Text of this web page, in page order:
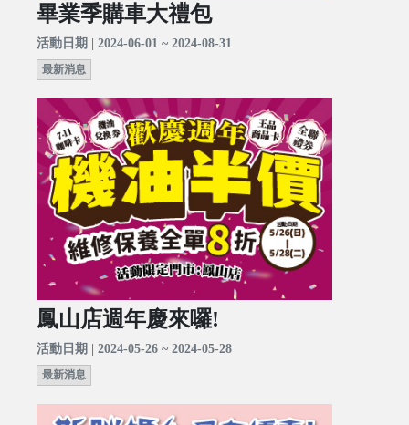
畢業季購車大禮包
活動日期 | 2024-06-01 ~ 2024-08-31
最新消息
鳳山店週年慶來囉!
活動日期 | 2024-05-26 ~ 2024-05-28
最新消息